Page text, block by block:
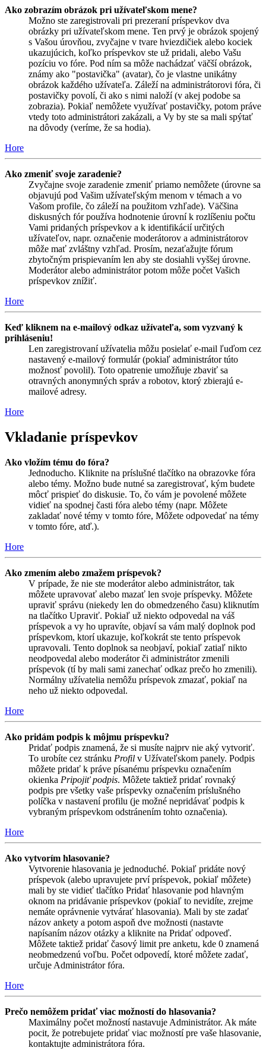
Ako zobrazím obrázok pri užívateľskom mene?
Možno ste zaregistrovali pri prezeraní príspevkov dva
obrázky pri užívateľskom mene. Ten prvý je obrázok spojený
s Vašou úrovňou, zvyčajne v tvare hviezdičiek alebo kociek
ukazujúcich, koľko príspevkov ste už pridali, alebo Vašu
pozíciu vo fóre. Pod ním sa môže nachádzať väčší obrázok,
známy ako "postavička" (avatar), čo je vlastne unikátny
obrázok každého užívateľa. Záleží na administrátorovi fóra, či
postavičky povolí, či ako s nimi naloží (v akej podobe sa
zobrazia). Pokiaľ nemôžete využívať postavičky, potom práve
vtedy toto administrátori zakázali, a Vy by ste sa mali spýtať
na dôvody (veríme, že sa hodia).
Hore
Ako zmeniť svoje zaradenie?
Zvyčajne svoje zaradenie zmeniť priamo nemôžete (úrovne sa
objavujú pod Vašim užívateľským menom v témach a vo
Vašom profile, čo záleží na použitom vzhľade). Väčšina
diskusných fór používa hodnotenie úrovní k rozlíšeniu počtu
Vami pridaných príspevkov a k identifikácií určitých
užívateľov, napr. označenie moderátorov a administrátorov
môže mať zvláštny vzhľad. Prosím, nezaťažujte fórum
zbytočným prispievaním len aby ste dosiahli vyššej úrovne.
Moderátor alebo administrátor potom môže počet Vašich
príspevkov znížiť.
Hore
Keď kliknem na e-mailový odkaz užívateľa, som vyzvaný k
prihláseniu!
Len zaregistrovaní užívatelia môžu posielať e-mail ľuďom cez
nastavený e-mailový formulár (pokiaľ administrátor túto
možnosť povolil). Toto opatrenie umožňuje zbaviť sa
otravných anonymných správ a robotov, ktorý zbierajú e-
mailové adresy.
Hore
Vkladanie príspevkov
Ako vložím tému do fóra?
Jednoducho. Kliknite na príslušné tlačítko na obrazovke fóra
alebo témy. Možno bude nutné sa zaregistrovať, kým budete
môcť prispieť do diskusie. To, čo vám je povolené môžete
vidieť na spodnej časti fóra alebo témy (napr. Môžete
zakladať nové témy v tomto fóre, Môžete odpovedať na témy
v tomto fóre, atď.).
Hore
Ako zmením alebo zmažem príspevok?
V prípade, že nie ste moderátor alebo administrátor, tak
môžete upravovať alebo mazať len svoje príspevky. Môžete
upraviť správu (niekedy len do obmedzeného času) kliknutím
na tlačítko Upraviť. Pokiaľ už niekto odpovedal na váš
príspevok a vy ho upravíte, objaví sa vám malý doplnok pod
príspevkom, ktorí ukazuje, koľkokrát ste tento príspevok
upravovali. Tento doplnok sa neobjaví, pokiaľ zatiaľ nikto
neodpovedal alebo moderátor či administrátor zmenili
príspevok (tí by mali sami zanechať odkaz prečo ho zmenili).
Normálny užívatelia nemôžu príspevok zmazať, pokiaľ na
neho už niekto odpovedal.
Hore
Ako pridám podpis k môjmu príspevku?
Pridať podpis znamená, že si musíte najprv nie aký vytvoriť.
To urobíte cez stránku Profil v Užívateľskom panely. Podpis
môžete pridať k práve písanému príspevku označením
okienka Pripojiť podpis. Môžete taktiež pridať rovnaký
podpis pre všetky vaše príspevky označením príslušného
políčka v nastavení profilu (je možné nepridávať podpis k
vybraným príspevkom odstránením tohto označenia).
Hore
Ako vytvorím hlasovanie?
Vytvorenie hlasovania je jednoduché. Pokiaľ pridáte nový
príspevok (alebo upravujete prví príspevok, pokiaľ môžete)
mali by ste vidieť tlačítko Pridať hlasovanie pod hlavným
oknom na pridávanie príspevkov (pokiaľ to nevidíte, zrejme
nemáte oprávnenie vytvárať hlasovania). Mali by ste zadať
názov ankety a potom aspoň dve možnosti (nastavte
napísaním názov otázky a kliknite na Pridať odpoveď.
Môžete taktiež pridať časový limit pre anketu, kde 0 znamená
neobmedzenú voľbu. Počet odpovedí, ktoré môžete zadať,
určuje Administrátor fóra.
Hore
Prečo nemôžem pridať viac možností do hlasovania?
Maximálny počet možností nastavuje Administrátor. Ak máte
pocit, že potrebujete pridať viac možností pre vaše hlasovanie,
kontaktujte administrátora fóra.